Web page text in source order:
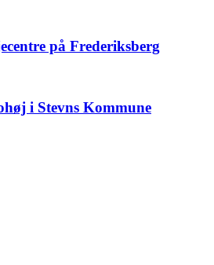
på Frederiksberg
i Stevns Kommune